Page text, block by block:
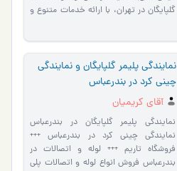
گلپایگان در تهران، با ارائه خدمات متنوع و
نمایندگی پلیمر گلپایگان و نمایندگی
چینی کرد در بندرعباس
آقای کریمیان
نمایندگی پلیمر گلپایگان در بندرعباس
نمایندگی چینی کرد در بندرعباس +++
فروشگاه تاریم +++ لوله و اتصالات در
بندرعباس فروش انواع لوله و اتصالات پلی